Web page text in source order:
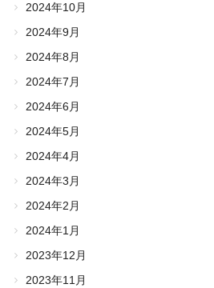
2024年10月
2024年9月
2024年8月
2024年7月
2024年6月
2024年5月
2024年4月
2024年3月
2024年2月
2024年1月
2023年12月
2023年11月